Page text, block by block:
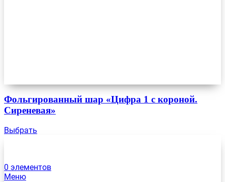
0 элементов
Меню
Фольгированный шар «Цифра 1 с короной.
Сиреневая»
Выбрать